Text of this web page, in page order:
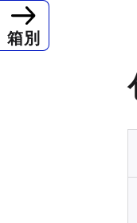
箱別